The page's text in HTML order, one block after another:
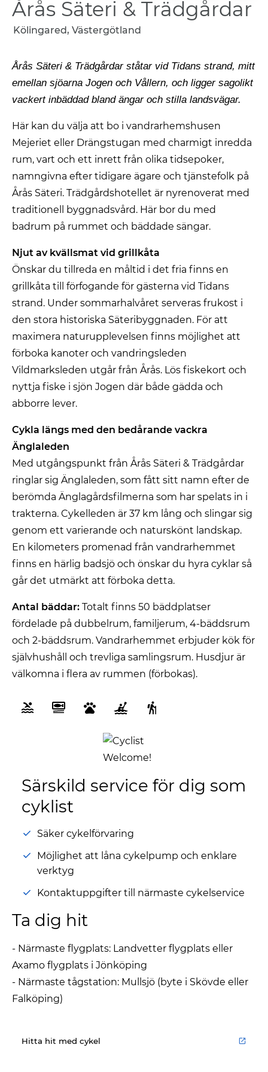
Årås Säteri & Trädgårdar
Kölingared, Västergötland
Årås Säteri & Trädgårdar ståtar vid Tidans strand, mitt
emellan sjöarna Jogen och Vållern, och ligger sagolikt
vackert inbäddad bland ängar och stilla landsvägar.
Här kan du välja att bo i vandrarhemshusen
Mejeriet eller Drängstugan med charmigt inredda
rum, vart och ett inrett från olika tidsepoker,
namngivna efter tidigare ägare och tjänstefolk på
Årås Säteri. Trädgårdshotellet är nyrenoverat med
traditionell byggnadsvård. Här bor du med
badrum på rummet och bäddade sängar.
Njut av kvällsmat vid grillkåta
Önskar du tillreda en måltid i det fria finns en
grillkåta till förfogande för gästerna vid Tidans
strand. Under sommarhalvåret serveras frukost i
den stora historiska Säteribyggnaden. För att
maximera naturupplevelsen finns möjlighet att
förboka kanoter och vandringsleden
Vildmarksleden utgår från Årås. Lös fiskekort och
nyttja fiske i sjön Jogen där både gädda och
abborre lever.
Cykla längs med den bedårande vackra
Änglaleden
Med utgångspunkt från Årås Säteri & Trädgårdar
ringlar sig Änglaleden, som fått sitt namn efter de
berömda Änglagårdsfilmerna som har spelats in i
trakterna. Cykelleden är 37 km lång och slingar sig
genom ett varierande och naturskönt landskap.
En kilometers promenad från vandrarhemmet
finns en härlig badsjö och önskar du hyra cyklar så
går det utmärkt att förboka detta.
Antal bäddar: Totalt finns 50 bäddplatser
fördelade på dubbelrum, familjerum, 4-bäddsrum
och 2-bäddsrum. Vandrarhemmet erbjuder kök för
självhushåll och trevliga samlingsrum. Husdjur är
välkomna i flera av rummen (förbokas).
Särskild service för dig som
cyklist
Säker cykelförvaring
Möjlighet att låna cykelpump och enklare
verktyg
Kontaktuppgifter till närmaste cykelservice
Ta dig hit
- Närmaste flygplats: Landvetter flygplats eller
Axamo flygplats i Jönköping
- Närmaste tågstation: Mullsjö (byte i Skövde eller
Falköping)
Hitta hit med cykel